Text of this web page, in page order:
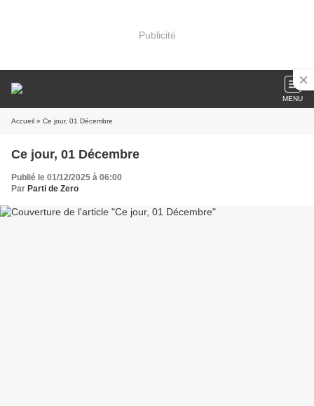
Publicité
MENU
Accueil » Ce jour, 01 Décembre
Ce jour, 01 Décembre
Publié le 01/12/2025 à 06:00
Par Parti de Zero